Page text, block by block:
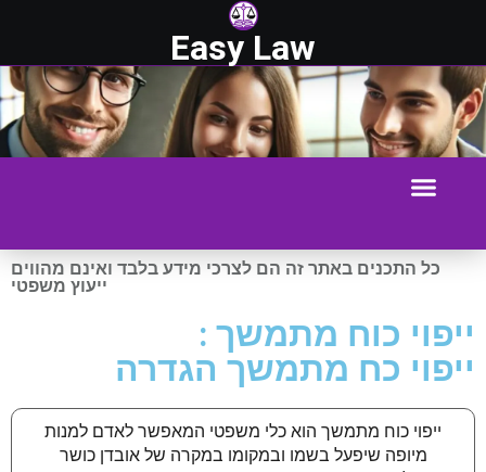
Easy Law
כל התכנים באתר זה הם לצרכי מידע בלבד ואינם מהווים
ייעוץ משפטי
ייפוי כוח מתמשך :
ייפוי כח מתמשך הגדרה
ייפוי כוח מתמשך הוא כלי משפטי המאפשר לאדם למנות
מיופה שיפעל בשמו ובמקומו במקרה של אובדן כושר